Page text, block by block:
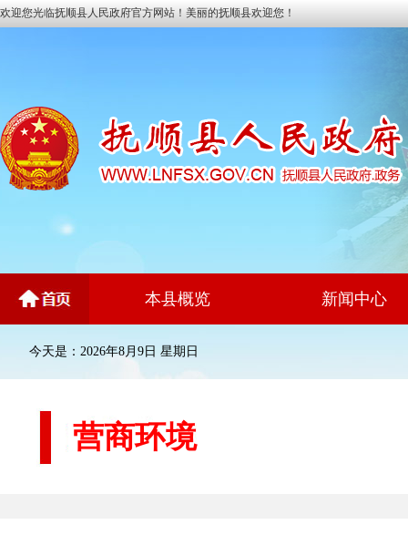
欢迎您光临抚顺县人民政府官方网站！美丽的抚顺县欢迎您！
本县概览 新闻中心
今天是：2026年8月9日 星期日
营商环境